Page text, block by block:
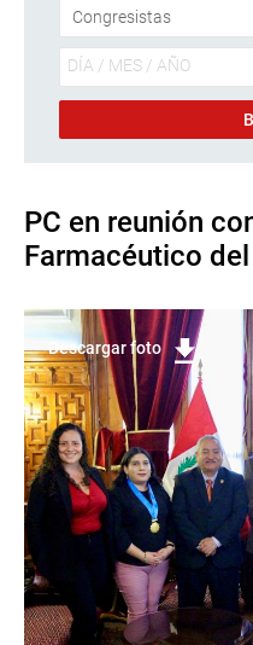
PC en reunión
Farmacéutico
Descargar foto